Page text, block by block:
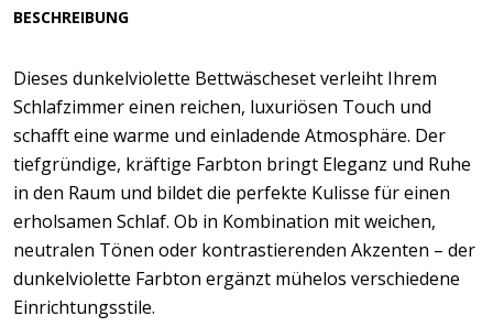
BESCHREIBUNG
Dieses dunkelviolette Bettwäscheset verleiht Ihrem
Schlafzimmer einen reichen, luxuriösen Touch und
schafft eine warme und einladende Atmosphäre. Der
tiefgründige, kräftige Farbton bringt Eleganz und Ruhe
in den Raum und bildet die perfekte Kulisse für einen
erholsamen Schlaf. Ob in Kombination mit weichen,
neutralen Tönen oder kontrastierenden Akzenten – der
dunkelviolette Farbton ergänzt mühelos verschiedene
Einrichtungsstile.